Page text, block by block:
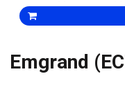
Emgrand